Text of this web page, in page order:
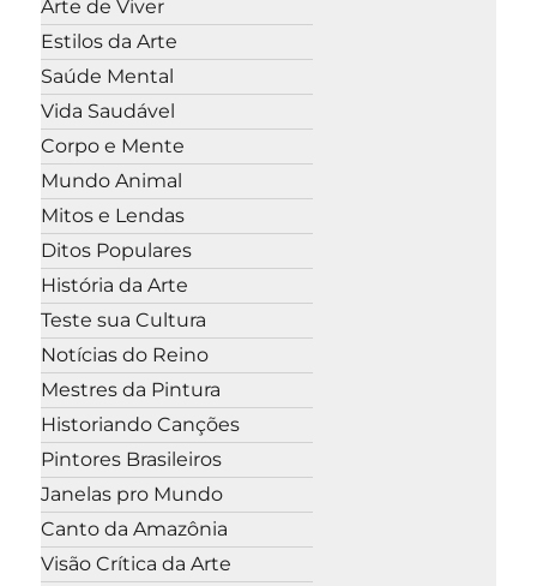
Arte de Viver
Estilos da Arte
Saúde Mental
Vida Saudável
Corpo e Mente
Mundo Animal
Mitos e Lendas
Ditos Populares
História da Arte
Teste sua Cultura
Notícias do Reino
Mestres da Pintura
Historiando Canções
Pintores Brasileiros
Janelas pro Mundo
Canto da Amazônia
Visão Crítica da Arte